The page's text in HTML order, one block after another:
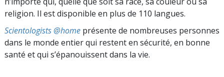
religion. Il est disponible en plus de 110 langues.
Scientologists @home présente de nombreuses personnes
dans le monde entier qui restent en sécurité, en bonne
santé et qui s’épanouissent dans la vie.